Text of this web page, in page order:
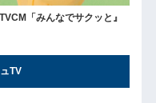
「みんなでサクッと』
TV